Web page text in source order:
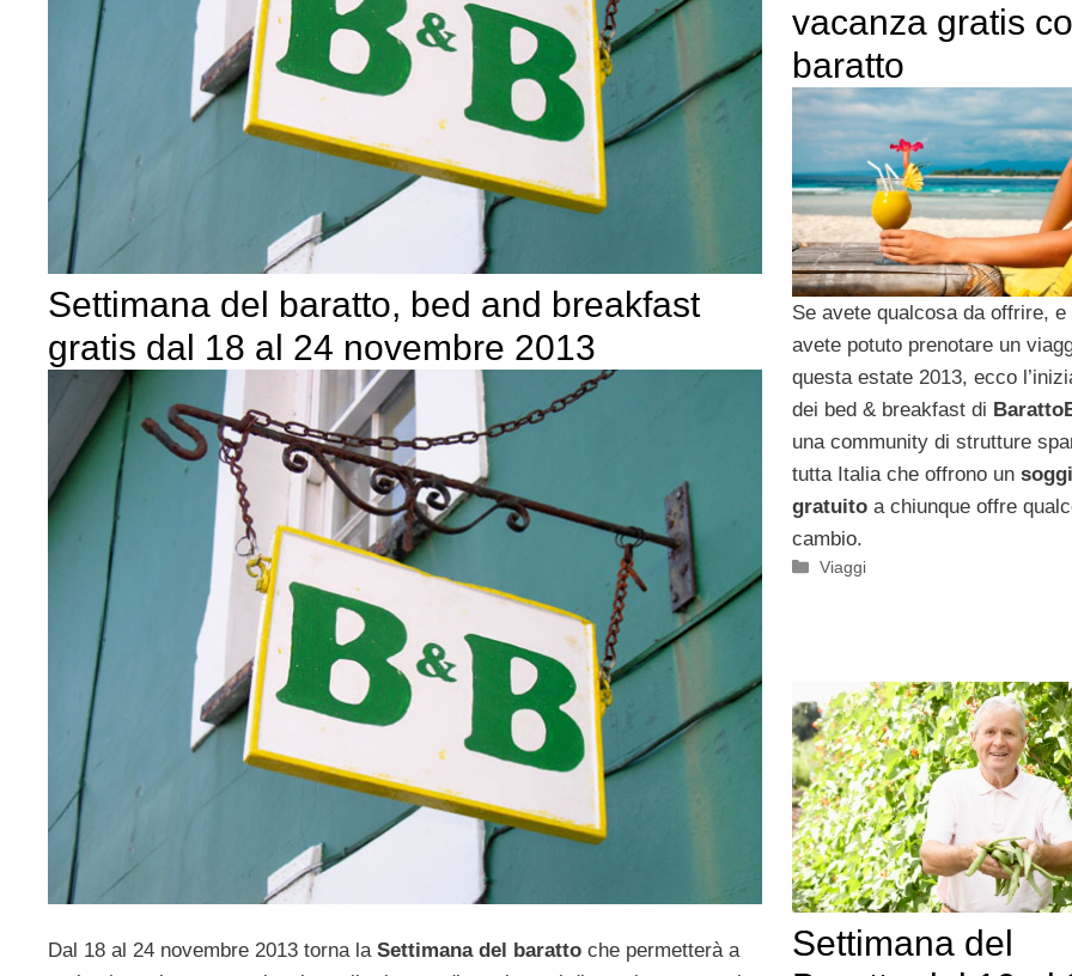
Settimana del baratto, bed and breakfast
gratis dal 18 al 24 novembre 2013
Dal 18 al 24 novembre 2013 torna laSettimana del baratto che permetterà a
vacanza gratis
baratto
Se avete qualcosa da offrire, e
avete potuto prenotare un
questa estate 2013, ecco
dei bed & breakfast di
una community di strutture
tutta Italia che offrono un
gratuito a chiunque offre
cambio.
Categorie
Viaggi
Settimana del